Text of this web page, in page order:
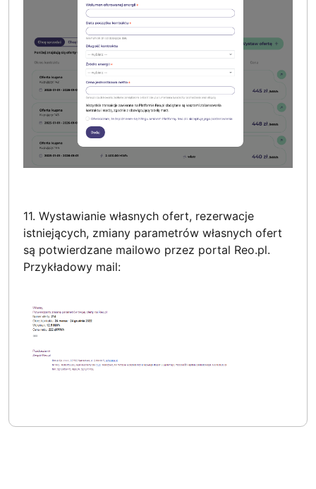
11. Wystawianie własnych ofert, rezerwacje
istniejących, zmiany parametrów własnych ofert
są potwierdzane mailowo przez portal Reo.pl.
Przykładowy mail: